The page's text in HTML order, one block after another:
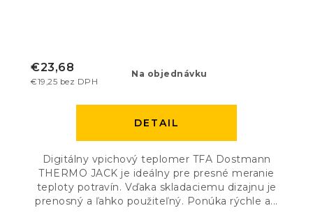
Na objednávku
€19,25 bez DPH
€23,68
DETAIL
Digitálny vpichový teplomer TFA Dostmann
THERMO JACK je ideálny pre presné meranie
teploty potravín. Vďaka skladaciemu dizajnu je
prenosný a ľahko použiteľný. Ponúka rýchle a...